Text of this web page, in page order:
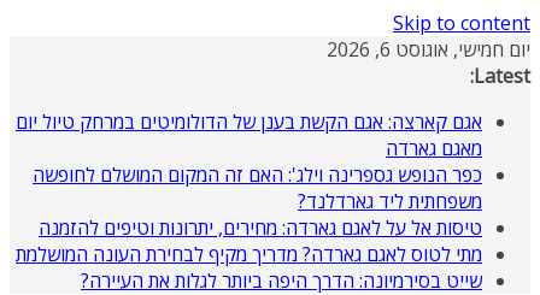
Skip to content
יום חמישי, אוגוסט 6, 2026
Latest:
אגם קארצה: אגם הקשת בענן של הדולומיטים במרחק טיול יום
מאגם גארדה
כפר הנופש גספרינה וילג': האם זה המקום המושלם לחופשה
משפחתית ליד גארדלנד?
טיסות אל על לאגם גארדה: מחירים, יתרונות וטיפים להזמנה
מתי לטוס לאגם גארדה? מדריך מקיף לבחירת העונה המושלמת
שייט בסירמיונה: הדרך היפה ביותר לגלות את העיירה?